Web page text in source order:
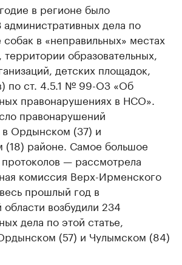
в регионе было
административных дела по
собак в «неправильных» местах
образовательных,
детских площадок,
по ст. 4.5.1 № 99-ОЗ «Об
правонарушениях в НСО».
правонарушений
в Ордынском (37) и
(18) районе. Самое большое
— рассмотрела
комиссия Верх-Ирменского
прошлый год в
возбудили 234
дела по этой статье,
(57) и Чулымском (84)